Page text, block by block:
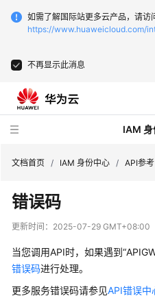
如需了解国际站更多云产品，请访
https://www.huaweicloud.com/
不再显示此消息
IAM
最
新
态
品
文档首页 / IAM 身份中心 / API参考
错误码
更新时间： 2025-07-29 GMT+08:00
当您调用API时，如果遇到
错误码进行处理。
更多服务错误码请参见API错误中